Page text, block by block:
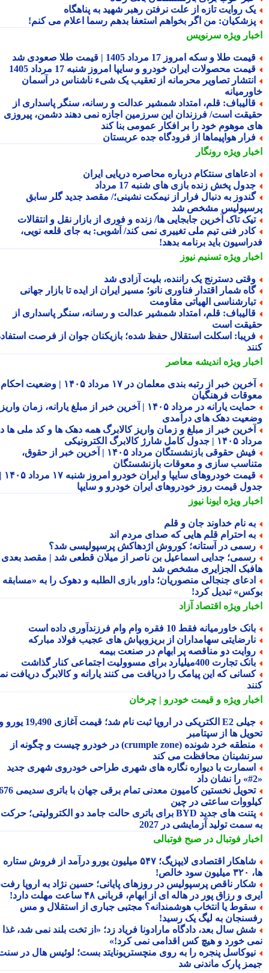
روایت تازه از علت نرفتن رهبر شهید به پناهگاه
من اگر بخواهم استعفا بدهم رسما اعلام می کنم!
ویژهسرنویس
طلا و سکه امروز 17 مرداد 1405 | قیمت طلا صعودی شد
محصولات ایران خودرو و سایپا امروز شنبه 17 مرداد 1405
تصاویر محرمانه از تعقیب یک شیء ناشناس در آسمان
قلم، امتداد شمشیر عدالت و رسانه، سنگر پاسداری از
است/ فرزندان این سرزمین اجازه نمی دهند دشمن، پیروزی
موهوم خود را بر افکار عمومی بنا کند
هواپیماها از فرودگاه جده عربستان
ویژهرونگار
سنتکام درباره محاصره دریایی ایران
پخش زنده بازی های شنبه 17 مرداد
به دنبال فرار از نیمکت نشینی؛/ مقصد جدید گلر سابق
مشخص شد
تاک آخرین جابجایی ها/ زنده و فوری از بازار نقل و انتقالات
فنی تیم ملی تغییری نمی کند/ آشوبی: به جای قلعه نویی،
باید برنامه بدهد!
ویژهتسنیم نیوز
دسترنج یک راننده، بلیت آزادی شد
شمار اقتدار فناوری نانو؛ مسیر ایران از ایده تا بازار جهانی
الهیاتی مقاومت
قلم، امتداد شمشیر عدالت و رسانه، سنگر پاسداری از
است
اسکلت استقلال حفظ شده؛ بازیکنان جوان از فرصت استفاده
ویژهاندیشه معاصر
آخرین خبر از رتبه بندی معلمان در ۱۷ مرداد ۱۴۰۵ | وضعیت احکام و
فرهنگیان
حمایت یارانه در مرداد ۱۴۰۵ | آخرین خبر از مبلغ یارانه، زمان واریز و
دهک های درآمدی
خبر از مبلغ و زمان واریز کالابرگ همه دهک ها و کد ملی ها در
شارژ کالابرگ الکترونیکی
فیش حقوقی بازنشستگان مرداد ۱۴۰۵ | آخرین خبر از حقوق،
سازی و معوقات بازنشستگان
قیمت خودروهای سایپا و ایران خودرو امروز شنبه ۱۷ مرداد ۱۴۰۵ |
قیمت روز خودروهای ایران خودرو و سایپا
ویژهایونا نیوز
نام خداوند جان و قلم
احترام قلم هایی که صدای مردم اند
در آستانه؛ کوروش اژدهاکش پرسپولیسی شد؟
جدایی اسماعیل بن ناصر از میلان قطعی شد | مقصد بعدی
الجزایری مشخص شد
جنجالی منصوریان؛ داور بازی الطلبه و دهوک را به «مسابقه
تبدیل کرد!
ویژهاقتصاد آزاد
خاورمیانه فقط 10 فقره وام وام فرزندآوری داده است
سهامداران از بریزوبپاش های عجیب فولاد مبارکه
دو مناقصه پر ابهام در صنعت بیمه
تجارت 400میلیارد برای مسوولیت اجتماعی کنار گذاشت
که این پیامک را دریافت می کنند یارانه و کالابرگ دریافت نمی
ویژهو قیمت خودرو | چرخان
جیلی E2 الکتریکی در اروپا ثبت نام شد؛ قیمت آغازی 19,490 یورو و
ها از سپتامبر
منطقه خرد شونده (crumple zone) در خودرو چیست و چگونه از
محافظت می کند
با دیواره نگاره های شهری طراحی خودروی شهری جدید
تحویل نخستین کامیون معدنی تمام برقی جهان با باتری سدیمی 676
ساعتی در چین
پتنت های جدید BYD برای باتری حالت جامد دو الکترولیتی؛ حرکت
سمت تولید آزمایشی در 2027
فوتبال در صبح فوتبالی
شاهکار اقتصادی لایپزیگ؛ ۵۴۷ میلیون یورو درآمد از فروش ستاره
ناقص پرسپولیس در روزهای پایانی؛ حسین نژاد به اروپا رفت،
و رزاق پور در هاله ای از ابهام، قربانی ۴۸ ساعت مهلت دارد!
یا انتخاب هوشمندانه؟ مجتبی جباری از استقلال و مس
به لیگ یک رسید!
سال بعد، دادگاه مارادونا فریاد زد؛ «از تخت بلند نمی شد، غذا
خورد و هیچ کس اقدامی نمی کرد!»
پنجره را به روی منچستریونایتد بست؛ لوئیس هال در سنت
پارک ماندنی شد